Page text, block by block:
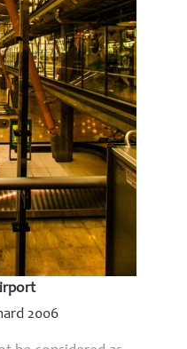
2006